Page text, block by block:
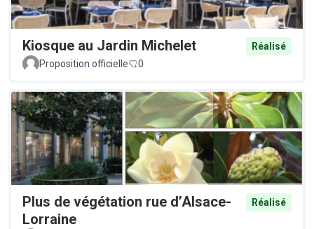
Kiosque au Jardin Michelet
Réalisé
Proposition officielle
0
Plus de végétation rue d’Alsace-
Lorraine
Réalisé